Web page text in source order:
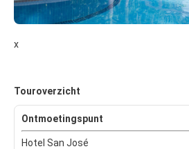
x
Touroverzicht
Ontmoetingspunt
Hotel San José